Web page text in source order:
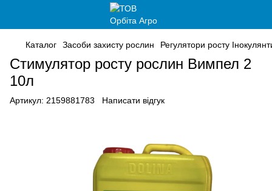
Каталог Засоби захисту рослин Регулятори росту
Стимулятор росту рослин Вимпел 2
10л
Артикул: 2159881783 Написати відгук